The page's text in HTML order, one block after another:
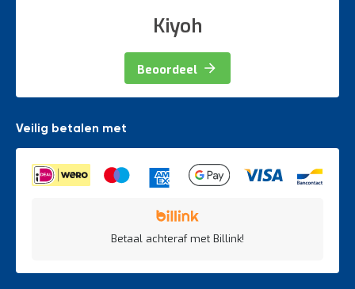
Kiyoh
Beoordeel
Veilig betalen met
Betaal achteraf met Billink!